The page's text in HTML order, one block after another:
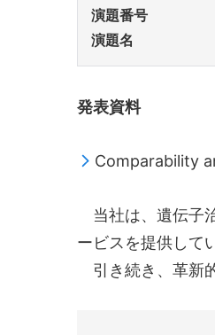
演題番号
演題名
発表資料
Comparability
当社は、遺伝子
ービスを提供して
引き続き、革新